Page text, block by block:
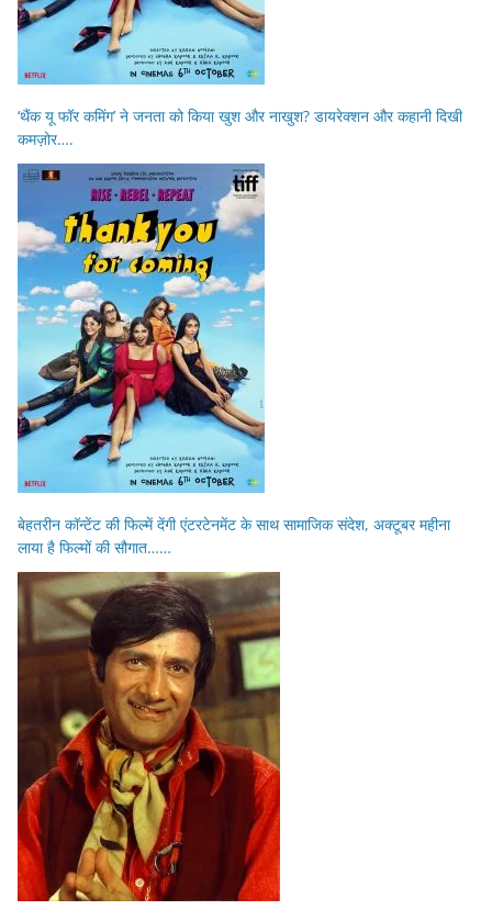
‘थैंक यू फॉर कमिंग’ ने जनता को किया खुश और नाखुश? डायरेक्शन और कहानी दिखी
कमज़ोर….
बेहतरीन कॉन्टेंट की फिल्में देंगी एंटरटेनमेंट के साथ सामाजिक संदेश, अक्टूबर महीना
लाया है फिल्मों की सौगात……